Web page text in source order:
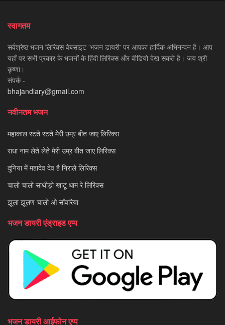
स्वागतम
सर्वश्रेष्ठ भजन लिरिक्स वेबसाइट 'भजन डायरी' पर आपका हार्दिक अभिनन्दन है। आप
यहाँ पर सभी प्रकार के भजनों के हिंदी लिरिक्स और वीडियो देख सकते है। जय श्री
कृष्णा।
संपर्क -
bhajandiary@gmail.com
नवीनतम भजन
महाकाल रटते रटते मेरी उम्र बीत जाए लिरिक्स
राधा नाम लेते लेते मेरी उम्र बीत जाए लिरिक्स
दुनिया में महादेव देव है निराले लिरिक्स
चालो चालो साथीड़ो खाटू धाम रे लिरिक्स
झूला झूलण चालो ओ साँवरिया
भजन डायरी एंड्राइड एप्प
भजन डायरी आईफोन एप्प